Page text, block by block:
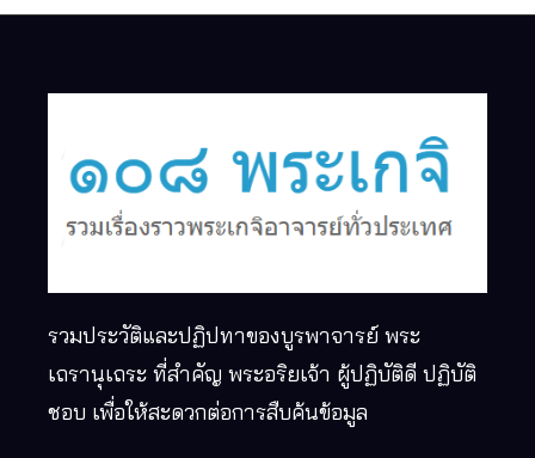
รวมประวัติและปฏิปทาของบูรพาจารย์ พระ
เถรานุเถระ ที่สำคัญ พระอริยเจ้า ผู้ปฏิบัติดี ปฏิบัติ
ชอบ เพื่อให้สะดวกต่อการสืบค้นข้อมูล